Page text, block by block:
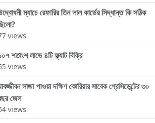
ম্যাচে রেফারির তিন লাল কার্ডের সিদ্ধান্ত কি সঠিক
views
শতাংশ লাভে ৪টি ফ্ল্যাট বিক্রি
views
সাজা পাওয়া দক্ষিণ কোরিয়ার সাবেক প্রেসিডেন্টের ৩০
জেল
views